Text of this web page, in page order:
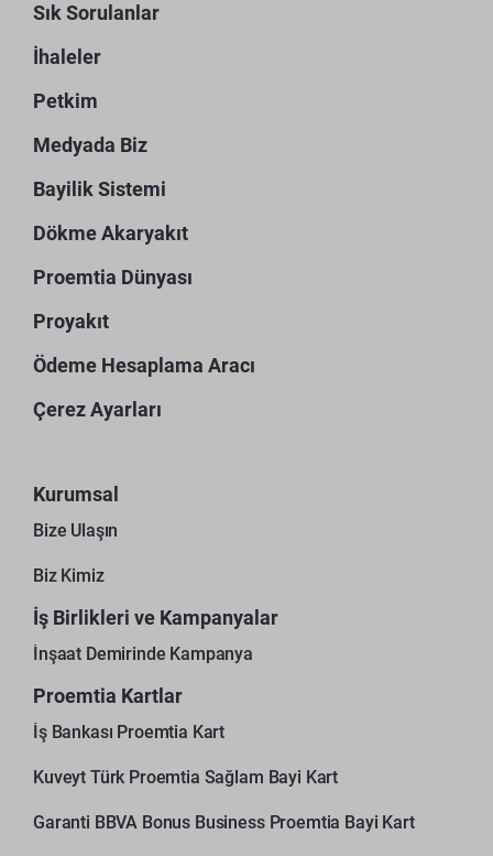
Sık Sorulanlar
İhaleler
Petkim
Medyada Biz
Bayilik Sistemi
Dökme Akaryakıt
Proemtia Dünyası
Proyakıt
Ödeme Hesaplama Aracı
Çerez Ayarları
Kurumsal
Bize Ulaşın
Biz Kimiz
İş Birlikleri ve Kampanyalar
İnşaat Demirinde Kampanya
Proemtia Kartlar
İş Bankası Proemtia Kart
Kuveyt Türk Proemtia Sağlam Bayi Kart
Garanti BBVA Bonus Business Proemtia Bayi Kart